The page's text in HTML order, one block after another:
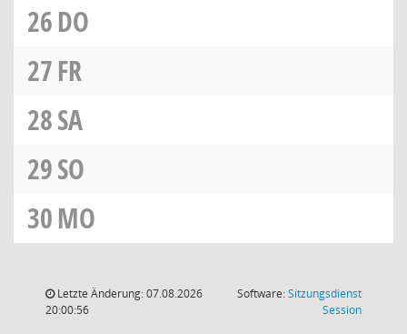
26DO
27FR
28SA
29SO
30MO
Letzte Änderung: 07.08.2026
20:00:56
Software:Sitzungsdienst
Session(Wird in